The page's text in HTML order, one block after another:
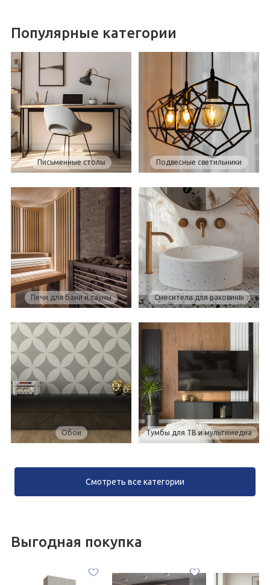
Популярные категории
Письменные столы Подвесные светильники
Печи для бани и сауны Смесители для раковины
Обои Тумбы для ТВ и мультимедиа
Смотреть все категории
Выгодная покупка